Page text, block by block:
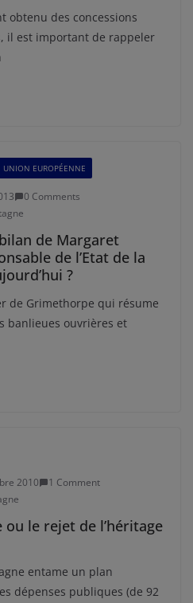
obtenu des concessions
il est important de rappeler
UNION EUROPÉENNE
0 Comments
de Margaret
de l’Etat de la
?
de Grimethorpe qui résume
banlieues ouvrières et
2010
1 Comment
ou le rejet de l’héritage
entame un plan
dépenses publiques (de 92